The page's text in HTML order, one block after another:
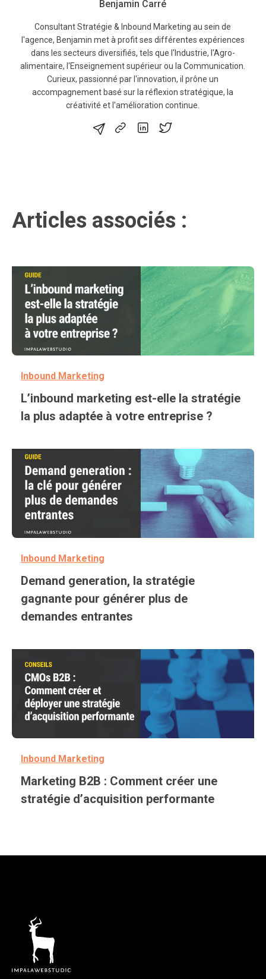
Benjamin Carré
Consultant Stratégie & Inbound Marketing au sein de
l'agence, Benjamin met à profit ses différentes expériences
dans les secteurs diversifiés, tels que l'Industrie, l'Agro-
alimentaire, l'Enseignement supérieur ou la Communication.
Curieux, passionné par l'innovation, il prône un
accompagnement basé sur la réflexion stratégique, la
créativité et l'amélioration continue.
Articles associés :
Inbound Marketing
L’inbound marketing est-elle la stratégie
la plus adaptée à votre entreprise ?
Inbound Marketing
Demand generation, la stratégie
gagnante pour générer plus de
demandes entrantes
Inbound Marketing
Marketing B2B : Comment créer une
stratégie d’acquisition performante